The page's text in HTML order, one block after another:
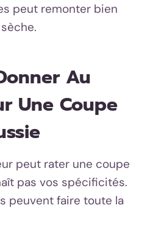
peut remonter bien
Au
Une Coupe
peut rater une coupe
pas vos spécificités.
peuvent faire toute la